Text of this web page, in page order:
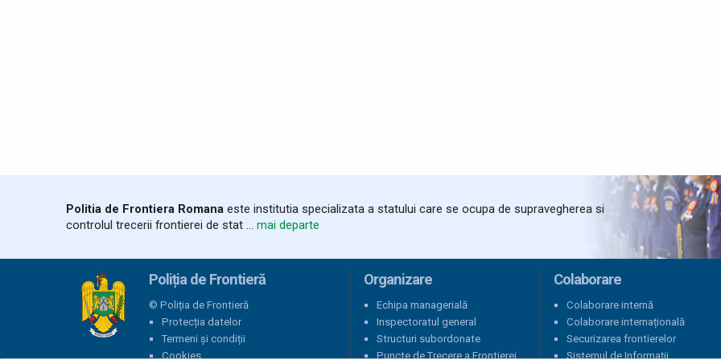
Politia de Frontiera Romana este institutia specializata a statului care se ocupa de supravegherea si
controlul trecerii frontierei de stat ... mai departe
Poliția de Frontieră
© Poliția de Frontieră
Protecția datelor
Termeni și condiții
Cookies
Organizare
Echipa managerială
Inspectoratul general
Structuri subordonate
Puncte de Trecere a Frontierei
Colaborare
Colaborare internă
Colaborare internațională
Securizarea frontierelor
Sistemul de Informații